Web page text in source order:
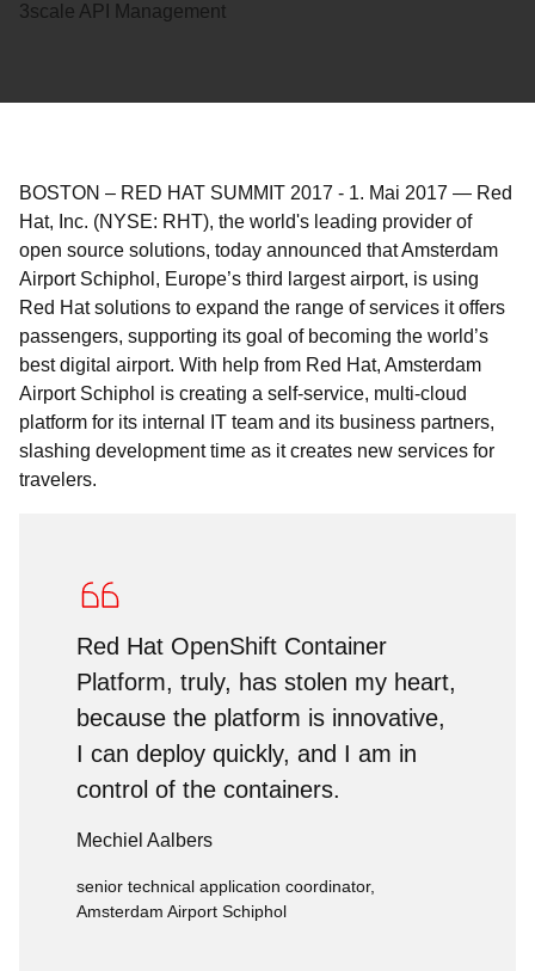
3scale API Management
BOSTON – RED HAT SUMMIT 2017 - 1. Mai 2017 — Red
Hat, Inc. (NYSE: RHT), the world's leading provider of
open source solutions, today announced that Amsterdam
Airport Schiphol, Europe’s third largest airport, is using
Red Hat solutions to expand the range of services it offers
passengers, supporting its goal of becoming the world’s
best digital airport. With help from Red Hat, Amsterdam
Airport Schiphol is creating a self-service, multi-cloud
platform for its internal IT team and its business partners,
slashing development time as it creates new services for
travelers.
Red Hat OpenShift Container
Platform, truly, has stolen my heart,
because the platform is innovative,
I can deploy quickly, and I am in
control of the containers.
Mechiel Aalbers
senior technical application coordinator,
Amsterdam Airport Schiphol